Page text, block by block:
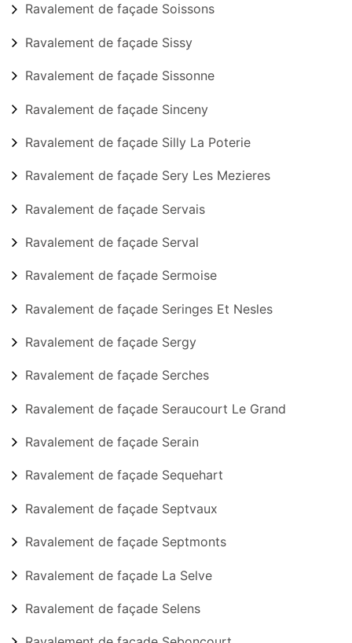
Ravalement de façade Soissons
Ravalement de façade Sissy
Ravalement de façade Sissonne
Ravalement de façade Sinceny
Ravalement de façade Silly La Poterie
Ravalement de façade Sery Les Mezieres
Ravalement de façade Servais
Ravalement de façade Serval
Ravalement de façade Sermoise
Ravalement de façade Seringes Et Nesles
Ravalement de façade Sergy
Ravalement de façade Serches
Ravalement de façade Seraucourt Le Grand
Ravalement de façade Serain
Ravalement de façade Sequehart
Ravalement de façade Septvaux
Ravalement de façade Septmonts
Ravalement de façade La Selve
Ravalement de façade Selens